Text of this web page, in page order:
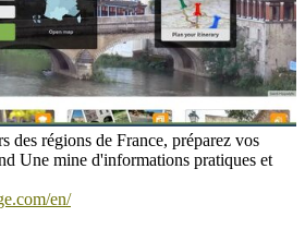
des régions de France, préparez vos
Une mine d'informations pratiques et
en/